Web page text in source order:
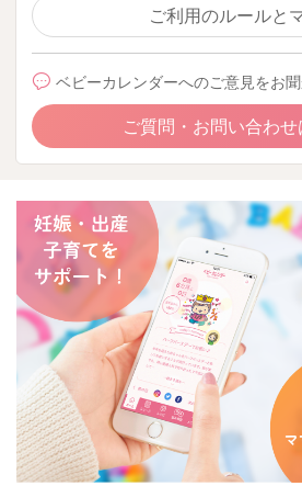
ご利用のルールと
ベビーカレンダーへのご意見をお
ご質問・お問い合わ